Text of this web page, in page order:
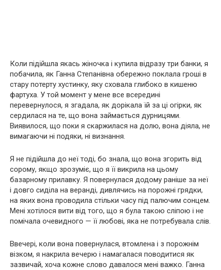
Коли підійшла якась жіночка і купила відразу три банки, я
побачила, як Ганна Степанівна обережно поклала гроші в
стару потерту хустинку, яку сховала глибоко в кишеню
фартуха. У той момент у мене все всередині
перевернулося, я згадала, як дорікала їй за ці огірки, як
сердилася на те, що вона займається дурницями.
Виявилося, що поки я скаржилася на долю, вона діяла, не
вимагаючи ні подяки, ні визнання.
Я не підійшла до неї тоді, бо знала, що вона згорить від
сорому, якщо зрозуміє, що я її викрила на цьому
базарному прилавку. Я повернулася додому раніше за неї
і довго сиділа на веранді, дивлячись на порожні грядки,
на яких вона проводила стільки часу під палючим сонцем.
Мені хотілося вити від того, що я була такою сліпою і не
помічала очевидного — її любові, яка не потребувала слів.
Ввечері, коли вона повернулася, втомлена і з порожнім
візком, я накрила вечерю і намагалася поводитися як
зазвичай, хоча кожне слово давалося мені важко. Ганна